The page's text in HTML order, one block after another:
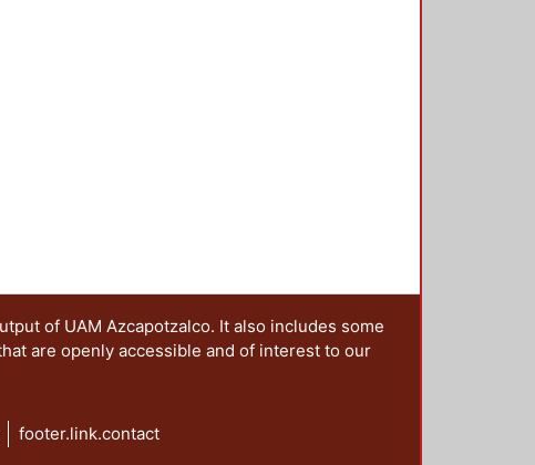
of UAM Azcapotzalco. It also includes some
are openly accessible and of interest to our
footer.link.contact